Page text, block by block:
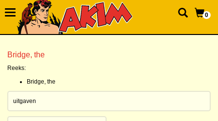
0
Bridge, the
Reeks:
Bridge, the
uitgaven